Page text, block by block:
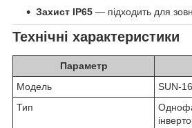
Захист IP65 — підходить для
Технічні характеристики
Параметр
Модель
SUN-
Тип